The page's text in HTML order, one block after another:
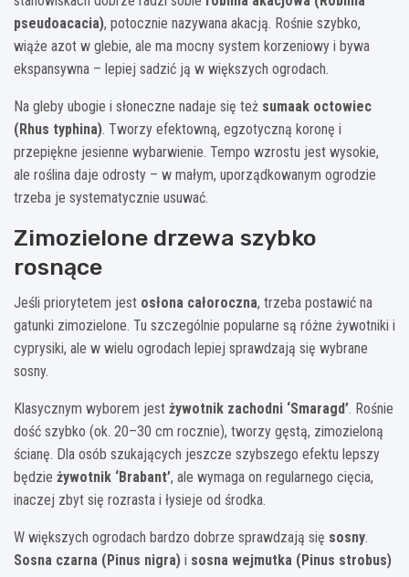
pseudoacacia), potocznie nazywana akacją. Rośnie szybko,
wiąże azot w glebie, ale ma mocny system korzeniowy i bywa
ekspansywna – lepiej sadzić ją w większych ogrodach.
Na gleby ubogie i słoneczne nadaje się też sumaak octowiec
(Rhus typhina). Tworzy efektowną, egzotyczną koronę i
przepiękne jesienne wybarwienie. Tempo wzrostu jest wysokie,
ale roślina daje odrosty – w małym, uporządkowanym ogrodzie
trzeba je systematycznie usuwać.
Zimozielone drzewa szybko
rosnące
Jeśli priorytetem jest osłona całoroczna, trzeba postawić na
gatunki zimozielone. Tu szczególnie popularne są różne żywotniki i
cyprysiki, ale w wielu ogrodach lepiej sprawdzają się wybrane
sosny.
Klasycznym wyborem jest żywotnik zachodni ‘Smaragd’. Rośnie
dość szybko (ok. 20–30 cm rocznie), tworzy gęstą, zimozieloną
ścianę. Dla osób szukających jeszcze szybszego efektu lepszy
będzie żywotnik ‘Brabant’, ale wymaga on regularnego cięcia,
inaczej zbyt się rozrasta i łysieje od środka.
W większych ogrodach bardzo dobrze sprawdzają się sosny.
Sosna czarna (Pinus nigra) i sosna wejmutka (Pinus strobus)